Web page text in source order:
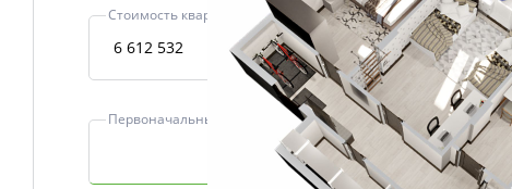
Стоимость квартиры, ₽
Первоначальный взнос, ₽